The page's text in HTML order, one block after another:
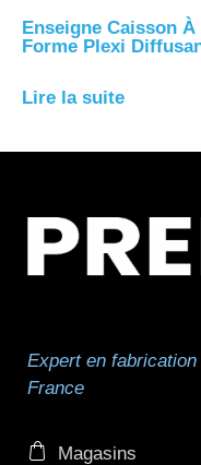
Enseigne Caisson À
Forme Plexi
Lire la suite
Expert en fabrication
France
Magasins